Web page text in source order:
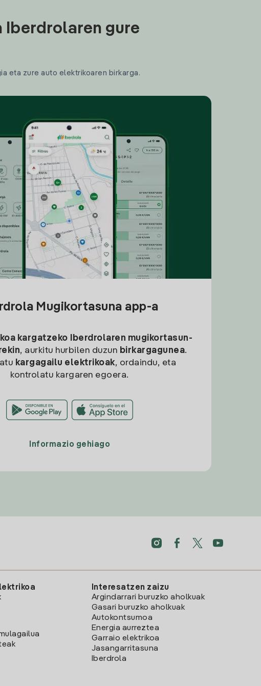
Iberdrolaren gure
eta zure auto elektrikoaren birkarga.
Mugikortasuna app-a
kargatzeko
Iberdrolaren mugikortasun-
, aurkitu hurbilen duzun birkargagunea.
kargagailu elektrikoak, ordaindu, eta
kontrolatu kargaren egoera.
Informazio gehiago
Interesatzen zaizu
Argindarrari buruzko aholkuak
Gasari buruzko aholkuak
Autokontsumoa
Energia aurreztea
Garraio elektrikoa
Jasangarritasuna
Iberdrola